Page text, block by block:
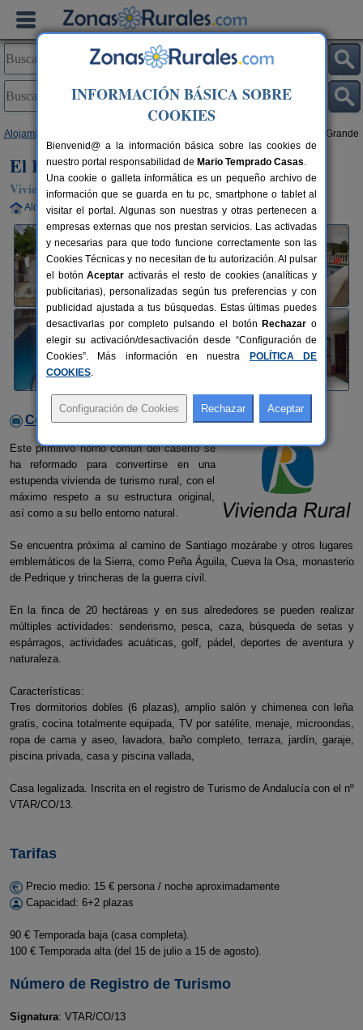
Alojamientos > El Horno de La Era Grande
El Horno de La Era Grande
Vivienda turística en Pozoblanco (Córdoba)
Alquiler completo 6+2 plazas 50 km de Córdoba
Contactar con el alojamiento
Este primitivo horno común del caserío se
ha reformado para convertirse en una
estupenda vivienda de turismo rural, con el
máximo respeto a su estructura original,
así como a su bello entorno natural.
Se encuentra próxima al camino de Santiago mozárabe y otros lugares
emblemáticos de la Sierra, como Peña Águila, Cueva la Osa, monasterio
de Pedrique y trincheras de la guerra civil.
En la finca de 20 hectáreas y en sus alrededores se pueden realizar
múltiples actividades: senderismo, pesca, caza, búsqueda de setas y
espárragos, actividades acuáticas, golf, pádel, deportes de aventura y
naturaleza.
Características:
Tres dormitorios dobles (6 plazas), amplio salón y chimenea con leña
gratis, cocina totalmente equipada, TV por satélite, menaje, microondas,
ropa de cama y aseo, lavadora, baño completo, terraza, jardín, garaje,
piscina privada, casa y piscina vallada,
Casa legalizada. Inscrita en el registro de Turismo de Andalucía con el nº
VTAR/CO/13.
Tarifas
Precio medio: 15 € persona / noche aproximadamente
Capacidad: 6+2 plazas
90 € Temporada baja (casa completa).
100 € Temporada alta (del 15 de julio a 15 de agosto).
Número de Registro de Turismo
Signatura: VTAR/CO/13
INFORMACIÓN BÁSICA SOBRE
COOKIES
Bienvenid@ a la información básica sobre las cookies de
nuestro portal responsabilidad de Mario Temprado Casas.
Una cookie o galleta informática es un pequeño archivo de
información que se guarda en tu pc, smartphone o tablet al
visitar el portal. Algunas son nuestras y otras pertenecen a
empresas externas que nos prestan servicios. Las activadas
y necesarias para que todo funcione correctamente son las
Cookies Técnicas y no necesitan de tu autorización. Al pulsar
el botónAceptar activarás el resto de cookies (analíticas y
publicitarias), personalizadas según tus preferencias y con
publicidad ajustada a tus búsquedas. Estas últimas puedes
desactivarlas por completo pulsando el botón Rechazar o
elegir su activación/desactivación desde “Configuración de
Cookies”. Más información en nuestra
POLÍTICA DE
COOKIES.